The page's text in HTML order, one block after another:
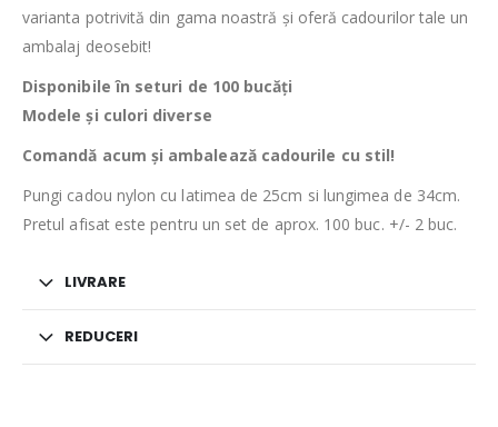
varianta potrivită din gama noastră și oferă cadourilor tale un
ambalaj deosebit!
Disponibile în seturi de 100 bucăți
Modele și culori diverse
Comandă acum și ambalează cadourile cu stil!
Pungi cadou nylon cu latimea de 25cm si lungimea de 34cm.
Pretul afisat este pentru un set de aprox. 100 buc. +/- 2 buc.
LIVRARE
REDUCERI